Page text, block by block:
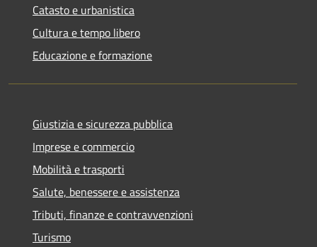
Catasto e urbanistica
Cultura e tempo libero
Educazione e formazione
Giustizia e sicurezza pubblica
Imprese e commercio
Mobilità e trasporti
Salute, benessere e assistenza
Tributi, finanze e contravvenzioni
Turismo